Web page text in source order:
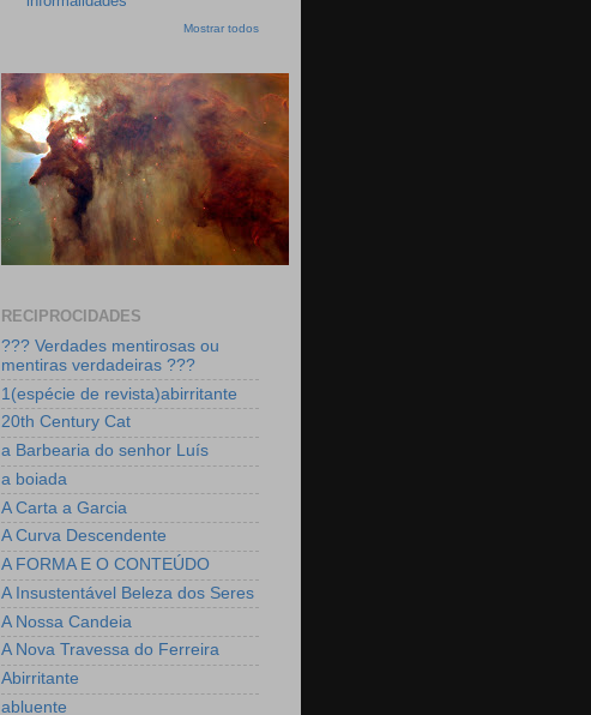
Mostrar todos
RECIPROCIDADES
??? Verdades mentirosas ou
mentiras verdadeiras ???
1(espécie de revista)abirritante
20th Century Cat
a Barbearia do senhor Luís
a boiada
A Carta a Garcia
A Curva Descendente
A FORMA E O CONTEÚDO
A Insustentável Beleza dos Seres
A Nossa Candeia
A Nova Travessa do Ferreira
Abirritante
abluente